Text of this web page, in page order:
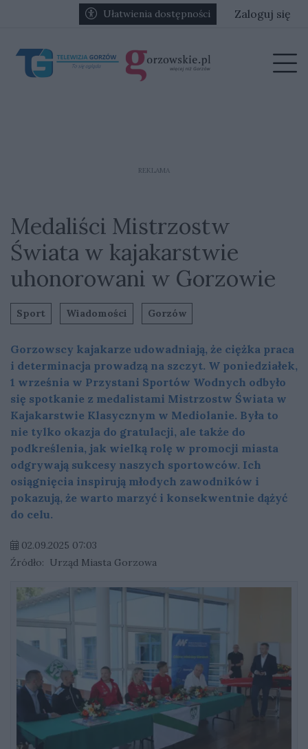
Przejdź do głównych treści
Przejdź do głównego menuUłatwienia dostępności Zaloguj się
REKLAMA
Medaliści Mistrzostw
Świata w kajakarstwie
uhonorowani w Gorzowie
Sport Wiadomości Gorzów
Gorzowscy kajakarze udowadniają, że ciężka praca
i determinacja prowadzą na szczyt. W poniedziałek,
1 września w Przystani Sportów Wodnych odbyło
się spotkanie z medalistami Mistrzostw Świata w
Kajakarstwie Klasycznym w Mediolanie. Była to
nie tylko okazja do gratulacji, ale także do
podkreślenia, jak wielką rolę w promocji miasta
odgrywają sukcesy naszych sportowców. Ich
osiągnięcia inspirują młodych zawodników i
pokazują, że warto marzyć i konsekwentnie dążyć
do celu.
02.09.2025 07:03
Źródło: Urząd Miasta Gorzowa